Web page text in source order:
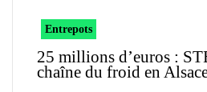
Entrepots
25 millions d’euros :
chaîne du froid en